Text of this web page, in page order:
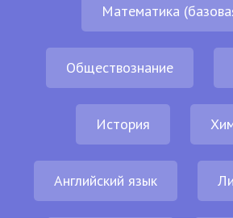
Математика
Обществознание
История
Английский язык